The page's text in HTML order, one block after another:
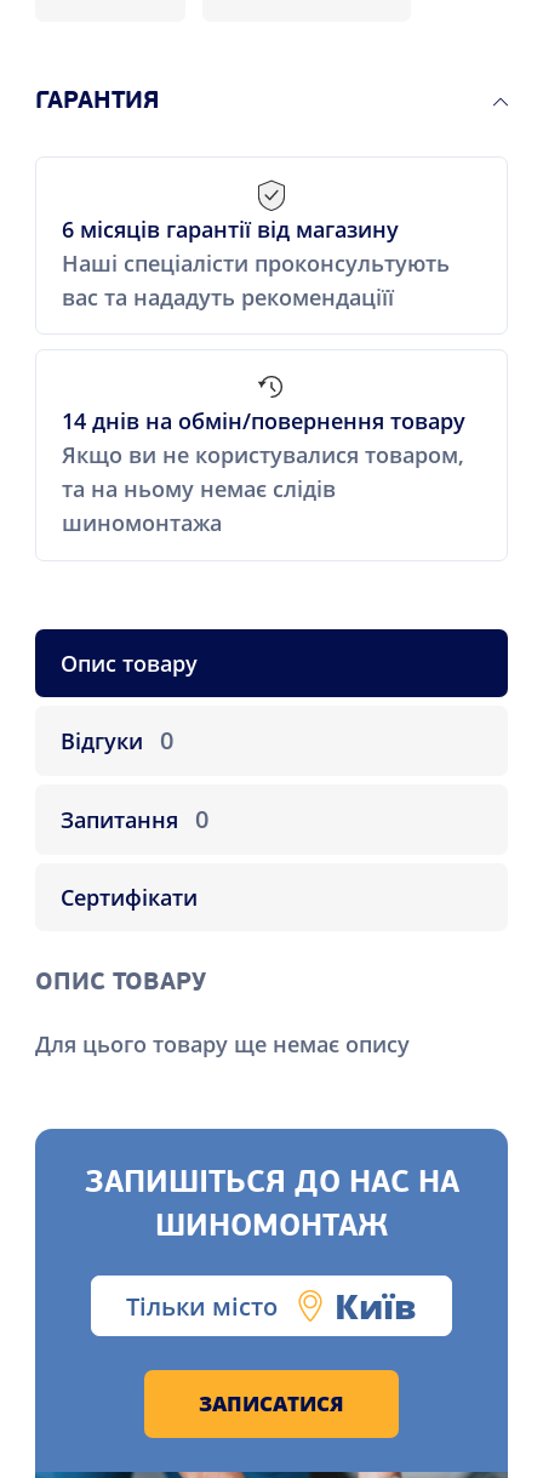
ГАРАНТИЯ
6 місяців гарантії від магазину
Наші спеціалісти проконсультують
вас та нададуть рекомендаціїї
14 днів на обмін/повернення товару
Якщо ви не користувалися товаром,
та на ньому немає слідів
шиномонтажа
Опис товару
Відгуки 0
Запитання 0
Сертифікати
ОПИС ТОВАРУ
Для цього товару ще немає опису
ЗАПИШІТЬСЯ ДО НАС НА
ШИНОМОНТАЖ
Тільки місто Київ
ЗАПИСАТИСЯ